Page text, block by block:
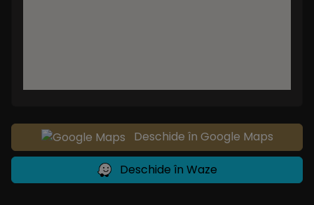
Deschide în Google Maps
Deschide în Waze